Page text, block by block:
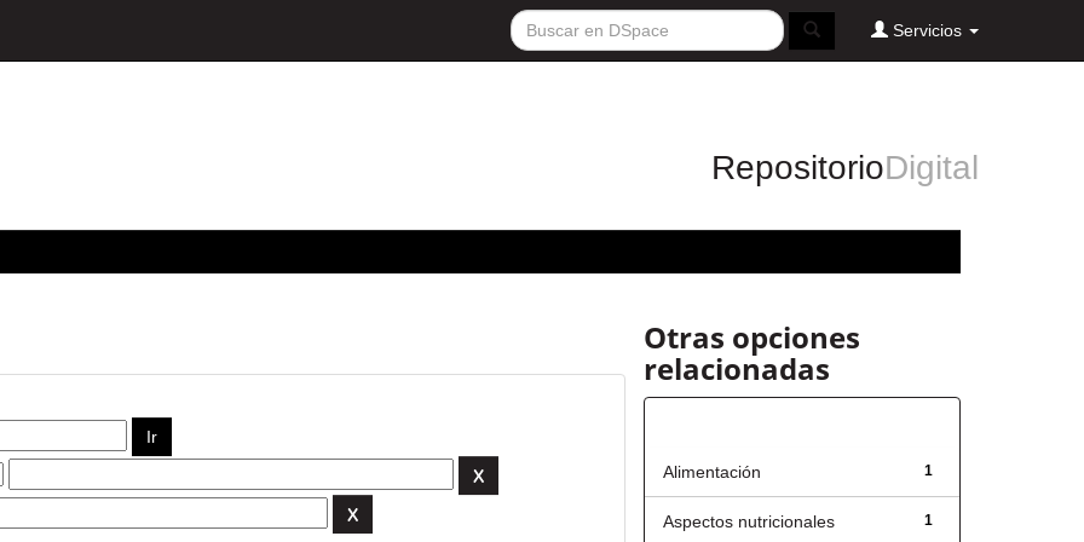
Servicios
RepositorioDigital
Otras opciones
relacionadas
1
Alimentación
1
Aspectos nutricionales